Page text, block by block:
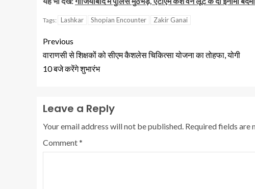
Tags: Lashkar Shopian Encounter Zakir Ganai
Previous
वाराणसी से शिक्षकों को सीएम कैशलेस चिकित्सा योजना का तोहफा, योगी
10 बजे करेंगे शुभारंभ
Leave a Reply
Your email address will not be published. Required fields are
Comment*